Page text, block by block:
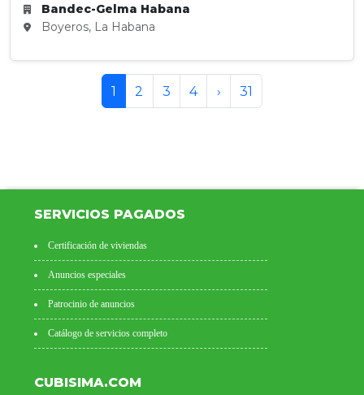
Bandec-Gelma Habana
Boyeros, La Habana
1 2 3 4 › 31
SERVICIOS PAGADOS
Certificación de viviendas
Anuncios especiales
Patrocinio de anuncios
Catálogo de servicios completo
CUBISIMA.COM